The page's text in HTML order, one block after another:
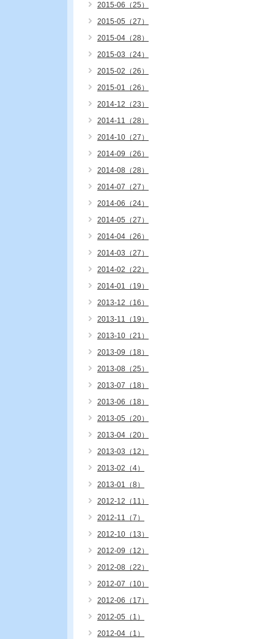
2015-06（25）
2015-05（27）
2015-04（28）
2015-03（24）
2015-02（26）
2015-01（26）
2014-12（23）
2014-11（28）
2014-10（27）
2014-09（26）
2014-08（28）
2014-07（27）
2014-06（24）
2014-05（27）
2014-04（26）
2014-03（27）
2014-02（22）
2014-01（19）
2013-12（16）
2013-11（19）
2013-10（21）
2013-09（18）
2013-08（25）
2013-07（18）
2013-06（18）
2013-05（20）
2013-04（20）
2013-03（12）
2013-02（4）
2013-01（8）
2012-12（11）
2012-11（7）
2012-10（13）
2012-09（12）
2012-08（22）
2012-07（10）
2012-06（17）
2012-05（1）
2012-04（1）